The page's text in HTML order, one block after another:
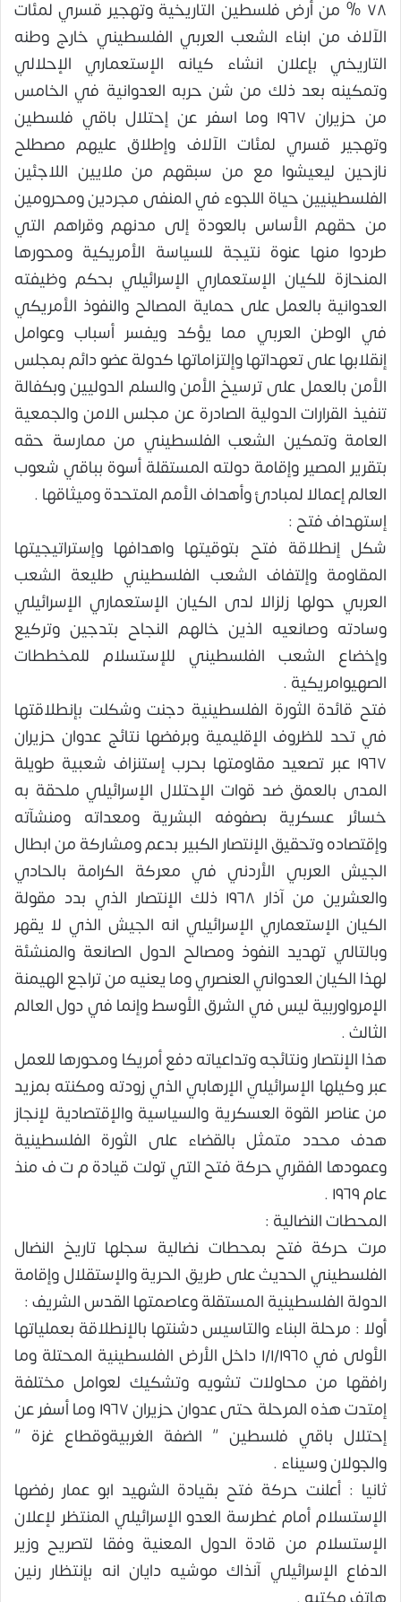
٧٨ % من أرض فلسطين التاريخية وتهجير قسري لمئات
الآلاف من ابناء الشعب العربي الفلسطيني خارج وطنه
التاريخي بإعلان انشاء كيانه الإستعماري الإحلالي
وتمكينه بعد ذلك من شن حربه العدوانية في الخامس
من حزيران ١٩٦٧ وما اسفر عن إحتلال باقي فلسطين
وتهجير قسري لمئات الآلاف وإطلاق عليهم مصطلح
نازحين ليعيشوا مع من سبقهم من ملايين اللاجئين
الفلسطينيين حياة اللجوء في المنفى مجردين ومحرومين
من حقهم الأساس بالعودة إلى مدنهم وقراهم التي
طردوا منها عنوة نتيجة للسياسة الأمريكية ومحورها
المنحازة للكيان الإستعماري الإسرائيلي بحكم وظيفته
العدوانية بالعمل على حماية المصالح والنفوذ الأمريكي
في الوطن العربي مما يؤكد ويفسر أسباب وعوامل
إنقلابها على تعهداتها وإلتزاماتها كدولة عضو دائم بمجلس
الأمن بالعمل على ترسيخ الأمن والسلم الدوليين وبكفالة
تنفيذ القرارات الدولية الصادرة عن مجلس الامن والجمعية
العامة وتمكين الشعب الفلسطيني من ممارسة حقه
بتقرير المصير وإقامة دولته المستقلة أسوة بباقي شعوب
العالم إعمالا لمبادئ وأهداف الأمم المتحدة وميثاقها .
إستهداف فتح :
شكل إنطلاقة فتح بتوقيتها واهدافها وإستراتيجيتها
المقاومة وإلتفاف الشعب الفلسطيني طليعة الشعب
العربي حولها زلزالا لدى الكيان الإستعماري الإسرائيلي
وسادته وصانعيه الذين خالهم النجاح بتدجين وتركيع
وإخضاع الشعب الفلسطيني للإستسلام للمخططات
الصهيوامريكية .
فتح قائدة الثورة الفلسطينية دجنت وشكلت بإنطلاقتها
في تحد للظروف الإقليمية وبرفضها نتائج عدوان حزيران
١٩٦٧ عبر تصعيد مقاومتها بحرب إستنزاف شعبية طويلة
المدى بالعمق ضد قوات الإحتلال الإسرائيلي ملحقة به
خسائر عسكرية بصفوفه البشرية ومعداته ومنشآته
وإقتصاده وتحقيق الإنتصار الكبير بدعم ومشاركة من ابطال
الجيش العربي الأردني في معركة الكرامة بالحادي
والعشرين من آذار ١٩٦٨ ذلك الإنتصار الذي بدد مقولة
الكيان الإستعماري الإسرائيلي انه الجيش الذي لا يقهر
وبالتالي تهديد النفوذ ومصالح الدول الصانعة والمنشئة
لهذا الكيان العدواني العنصري وما يعنيه من تراجع الهيمنة
الإمرواوربية ليس في الشرق الأوسط وإنما في دول العالم
الثالث .
هذا الإنتصار ونتائجه وتداعياته دفع أمريكا ومحورها للعمل
عبر وكيلها الإسرائيلي الإرهابي الذي زودته ومكنته بمزيد
من عناصر القوة العسكرية والسياسية والإقتصادية لإنجاز
هدف محدد متمثل بالقضاء على الثورة الفلسطينية
وعمودها الفقري حركة فتح التي تولت قيادة م ت ف منذ
عام ١٩٦٩ .
المحطات النضالية :
مرت حركة فتح بمحطات نضالية سجلها تاريخ النضال
الفلسطيني الحديث على طريق الحرية والإستقلال وإقامة
الدولة الفلسطينية المستقلة وعاصمتها القدس الشريف :
أولا : مرحلة البناء والتاسيس دشنتها بالإنطلاقة بعملياتها
الأولى في ١/١/١٩٦٥ داخل الأرض الفلسطينية المحتلة وما
رافقها من محاولات تشويه وتشكيك لعوامل مختلفة
إمتدت هذه المرحلة حتى عدوان حزيران ١٩٦٧ وما أسفر عن
إحتلال باقي فلسطين ” الضفة الغربيةوقطاع غزة ”
والجولان وسيناء .
ثانيا : أعلنت حركة فتح بقيادة الشهيد ابو عمار رفضها
الإستسلام أمام غطرسة العدو الإسرائيلي المنتظر لإعلان
الإستسلام من قادة الدول المعنية وفقا لتصريح وزير
الدفاع الإسرائيلي آنذاك موشيه دايان انه بإنتظار رنين